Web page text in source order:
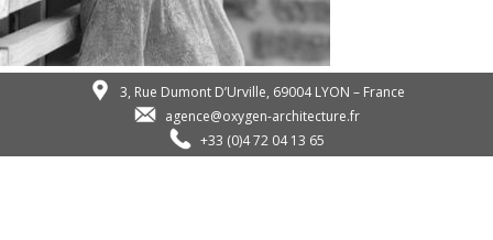
3, Rue Dumont D’Urville, 69004 LYON – France
agence@oxygen-architecture.fr
+33 (0)4 72 04 13 65